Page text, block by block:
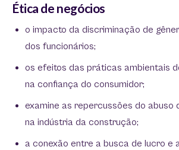
Ética de negócios
o impacto da discriminação de
dos funcionários;
os efeitos das práticas ambientais
na confiança do consumidor;
examine as repercussões do abuso
na indústria da construção;
a conexão entre a busca de lucro e